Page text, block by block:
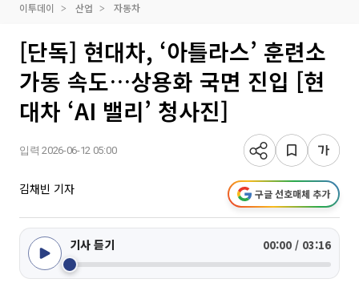
이투데이 산업 자동차
[단독] 현대차, ‘아틀라스’ 훈련소
가동 속도…상용화 국면 진입 [현
대차 ‘AI 밸리’ 청사진]
입력 2026-06-12 05:00
김채빈 기자 구글 선호매체 추가
기사 듣기 00:00 / 03:16